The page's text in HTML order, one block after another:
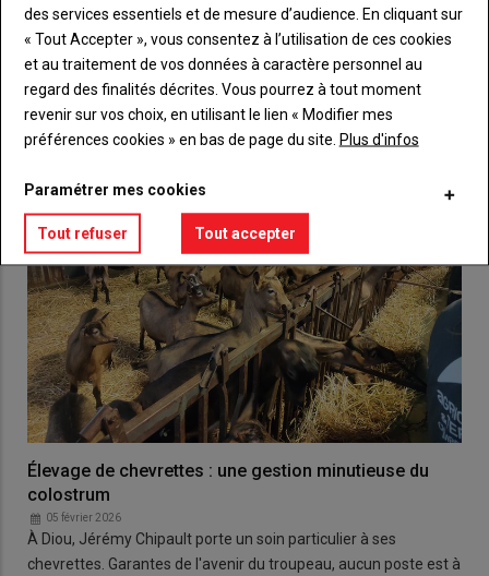
VOUS AIMEREZ AUSSI
Élevage de chevrettes : une gestion minutieuse du
colostrum
05 février 2026
À Diou, Jérémy Chipault porte un soin particulier à ses
chevrettes. Garantes de l'avenir du troupeau, aucun poste est à
des services essentiels et de mesure d’audience. En cliquant sur
« Tout Accepter », vous consentez à l’utilisation de ces cookies
et au traitement de vos données à caractère personnel au
regard des finalités décrites. Vous pourrez à tout moment
revenir sur vos choix, en utilisant le lien « Modifier mes
préférences cookies » en bas de page du site. Plus d'infos
Paramétrer mes cookies
Tout refuser Tout accepter